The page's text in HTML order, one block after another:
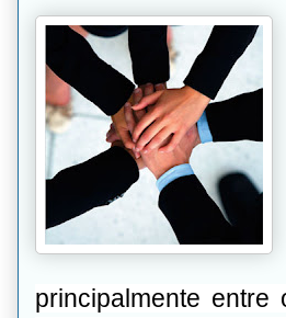
principalmente